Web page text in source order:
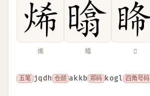
烯 㬛 𥅹
五笔 jqdh 仓颉 akkb 郑码 kogl 四角号码